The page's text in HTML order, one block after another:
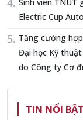
Electric Cup
Tăng cường
Đại học Kỹ
do Công ty Cơ
TIN NỔI BẬT